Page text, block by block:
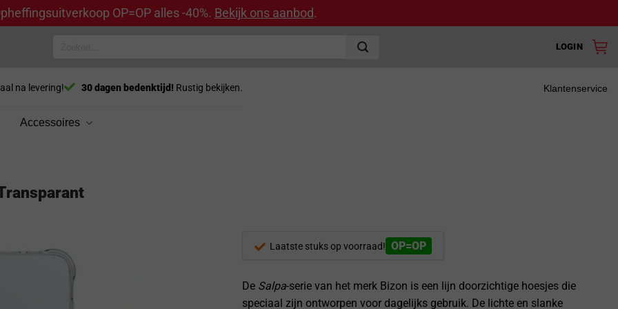
OP=OP alles -40%. Bekijk ons aanbod.
LOGIN
na levering! 30 dagen bedenktijd! Rustig bekijken. Klantenservice
Accessoires
Laatste stuks op voorraad! OP=OP
De Salpa-serie van het merk Bizon is een lijn doorzichtige hoesjes die
speciaal zijn ontworpen voor dagelijks gebruik. De lichte en slanke